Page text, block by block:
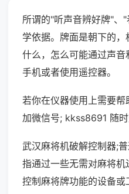
所谓的"听声音辨好牌"、
学依据。牌面是朝下的
什么，怎么可能通过声
手机或者使用遥控器。
若你在仪器使用上需要
加微信号; kkss8691 随时
武汉麻将机破解控制器;
指通过一些无需对麻将
控制麻将牌功能的设备或